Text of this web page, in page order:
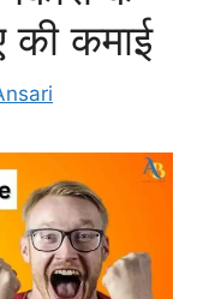
कमाई